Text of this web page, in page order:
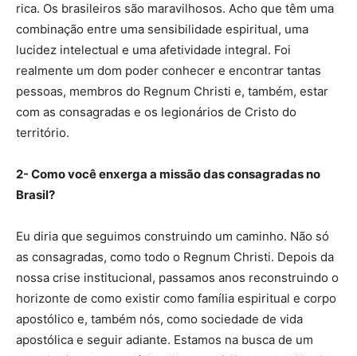
rica. Os brasileiros são maravilhosos. Acho que têm uma
combinação entre uma sensibilidade espiritual, uma
lucidez intelectual e uma afetividade integral. Foi
realmente um dom poder conhecer e encontrar tantas
pessoas, membros do Regnum Christi e, também, estar
com as consagradas e os legionários de Cristo do
território.
2- Como você enxerga a missão das consagradas no
Brasil?
Eu diria que seguimos construindo um caminho. Não só
as consagradas, como todo o Regnum Christi. Depois da
nossa crise institucional, passamos anos reconstruindo o
horizonte de como existir como família espiritual e corpo
apostólico e, também nós, como sociedade de vida
apostólica e seguir adiante. Estamos na busca de um